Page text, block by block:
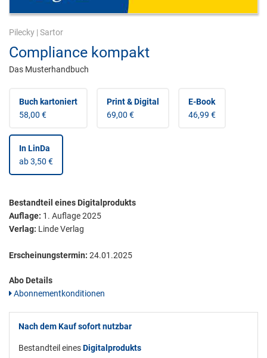
Pilecky | Sartor
Compliance kompakt
Das Musterhandbuch
Buch kartoniert
58,00 €
Print & Digital
69,00 €
E-Book
46,99 €
In LinDa
ab 3,50 €
Bestandteil eines Digitalprodukts
Auflage: 1. Auflage 2025
Verlag: Linde Verlag
Erscheinungstermin: 24.01.2025
Abo Details
Abonnementkonditionen
Nach dem Kauf sofort nutzbar
Bestandteil einesDigitalprodukts